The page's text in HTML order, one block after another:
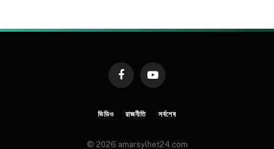
FacebookYouTube
ভিডিও রাজনীতি সর্বশেষ
© 2026 amarsylhet24.com